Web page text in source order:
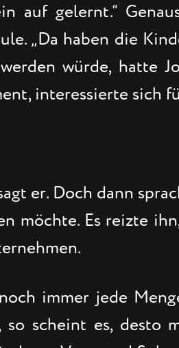
auf gelernt.“
„Da haben die
würde, hatte
interessierte sich
er. Doch dann
möchte. Es reizte
immer jede
scheint es, desto